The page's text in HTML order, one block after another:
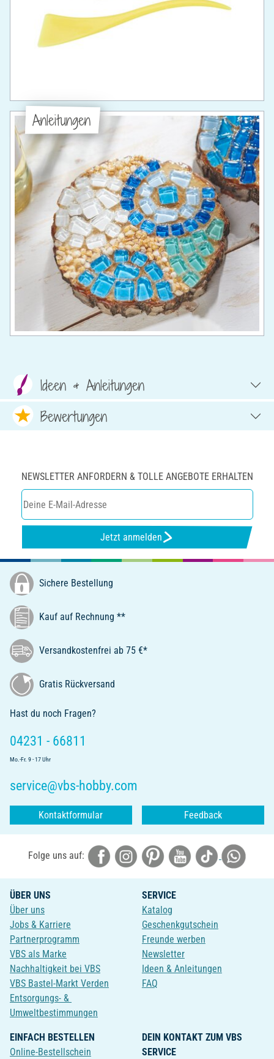
Anleitungen
Ideen & Anleitungen
Bewertungen
NEWSLETTER ANFORDERN & TOLLE ANGEBOTE ERHALTEN
Jetzt anmelden
Sichere Bestellung
Kauf auf Rechnung **
Versandkostenfrei ab 75 €*
Gratis Rückversand
Hast du noch Fragen?
04231 - 66811
Mo.-Fr. 9 - 17 Uhr
service@vbs-hobby.com
Kontaktformular Feedback
Folge uns auf:
ÜBER UNS
Über uns
Jobs & Karriere
Partnerprogramm
VBS als Marke
Nachhaltigkeit bei VBS
VBS Bastel-Markt Verden
Entsorgungs- &
Umweltbestimmungen
SERVICE
Katalog
Geschenkgutschein
Freunde werben
Newsletter
Ideen & Anleitungen
FAQ
EINFACH BESTELLEN
Online-Bestellschein
DEIN KONTAKT ZUM VBS
SERVICE